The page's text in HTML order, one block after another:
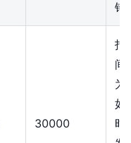
错
30000
指
间
为
如
时